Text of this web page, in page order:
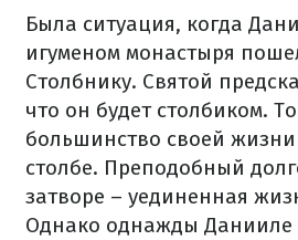
Была ситуация, когда
игуменом монастыря
Столбнику. Святой
что он будет столбиком. То
большинство своей жизни
столбе. Преподобный
затворе – уединенная
Однако однажды Даниилe